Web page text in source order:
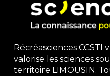
Récréasciences CCSTI
valorise les sciences
territoire LIMOUSIN.